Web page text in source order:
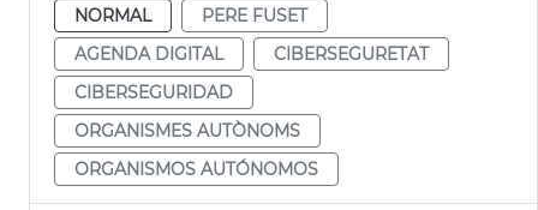
NORMAL
PERE FUSET
AGENDA DIGITAL
CIBERSEGURETAT
CIBERSEGURIDAD
ORGANISMES AUTÒNOMS
ORGANISMOS AUTÓNOMOS